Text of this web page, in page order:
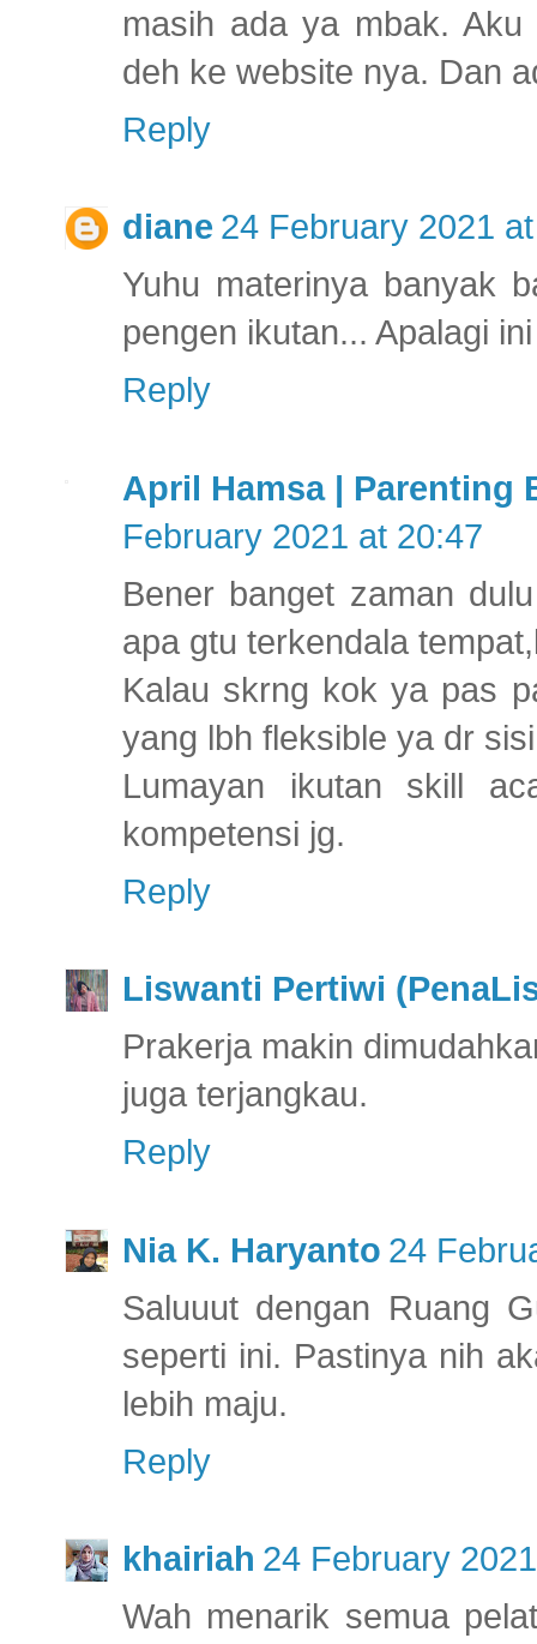
masih ada ya mbak.
deh ke website nya. Dan
Reply
diane 24 February 2021
Yuhu materinya banyak
pengen ikutan... Apalagi
Reply
April Hamsa | Parenting
February 2021 at 20:47
Bener banget zaman
apa gtu terkendala
Kalau skrng kok ya pas
yang lbh fleksible ya dr
Lumayan ikutan skill
kompetensi jg.
Reply
Liswanti Pertiwi
Prakerja makin
juga terjangkau.
Reply
Nia K. Haryanto 24
Saluuut dengan Ruang
seperti ini. Pastinya nih
lebih maju.
Reply
khairiah 24 February
Wah menarik semua